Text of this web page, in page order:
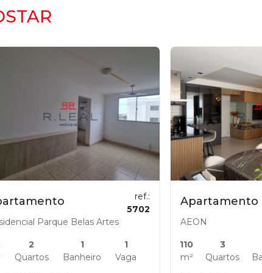
ref.:
5702
Parque Belas Artes
2
Quartos
1
Banheiro
1
Vaga
Apartamento
AEON
110
m²
3
Quartos